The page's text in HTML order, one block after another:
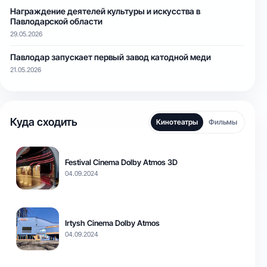
Награждение деятелей культуры и искусства в
Павлодарской области
29.05.2026
Павлодар запускает первый завод катодной меди
21.05.2026
Куда сходить Кинотеатры Фильмы
Festival Cinema Dolby Atmos 3D
04.09.2024
Irtysh Cinema Dolby Atmos
04.09.2024